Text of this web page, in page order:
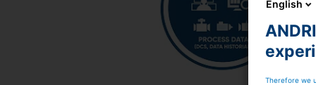
English
Therefore we